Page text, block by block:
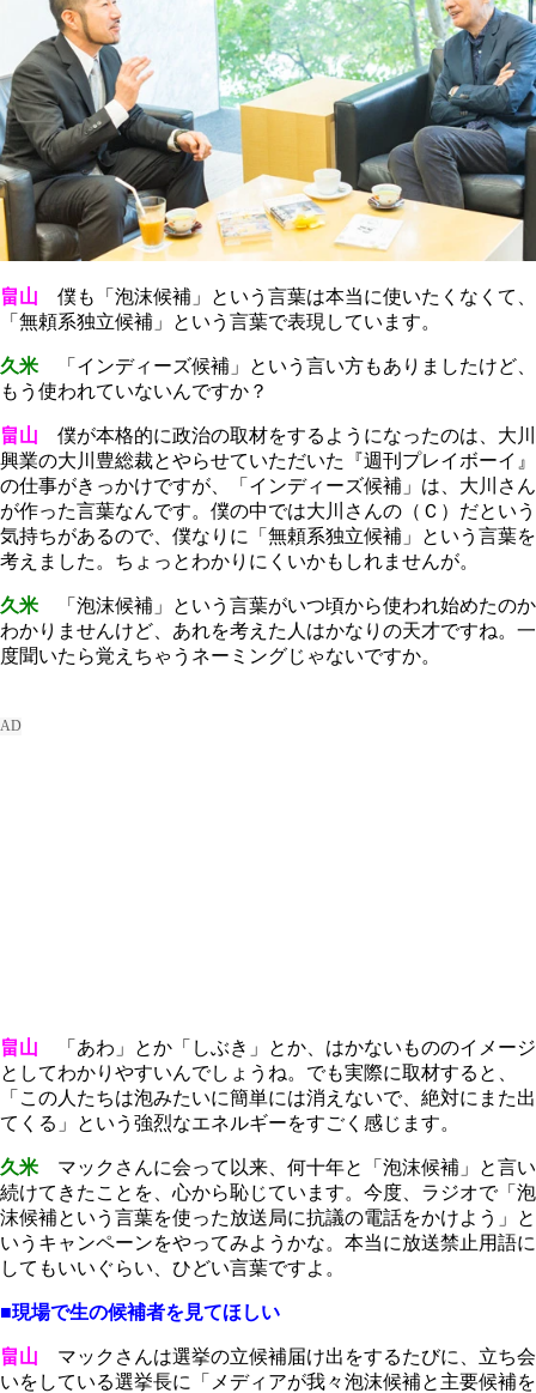
畠山 僕も「泡沫候補」という言葉は本当に使いたくなくて、
「無頼系独立候補」という言葉で表現しています。
久米 「インディーズ候補」という言い方もありましたけど、
もう使われていないんですか？
畠山 僕が本格的に政治の取材をするようになったのは、大川
興業の大川豊総裁とやらせていただいた『週刊プレイボーイ』
の仕事がきっかけですが、「インディーズ候補」は、大川さん
が作った言葉なんです。僕の中では大川さんの（Ｃ）だという
気持ちがあるので、僕なりに「無頼系独立候補」という言葉を
考えました。ちょっとわかりにくいかもしれませんが。
久米 「泡沫候補」という言葉がいつ頃から使われ始めたのか
わかりませんけど、あれを考えた人はかなりの天才ですね。一
度聞いたら覚えちゃうネーミングじゃないですか。
畠山 「あわ」とか「しぶき」とか、はかないもののイメージ
としてわかりやすいんでしょうね。でも実際に取材すると、
「この人たちは泡みたいに簡単には消えないで、絶対にまた出
てくる」という強烈なエネルギーをすごく感じます。
久米 マックさんに会って以来、何十年と「泡沫候補」と言い
続けてきたことを、心から恥じています。今度、ラジオで「泡
沫候補という言葉を使った放送局に抗議の電話をかけよう」と
いうキャンペーンをやってみようかな。本当に放送禁止用語に
してもいいぐらい、ひどい言葉ですよ。
■現場で生の候補者を見てほしい
畠山 マックさんは選挙の立候補届け出をするたびに、立ち会
いをしている選挙長に「メディアが我々泡沫候補と主要候補を